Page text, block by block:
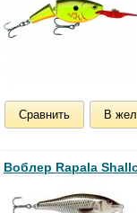
Сравнить В
Воблер Rapala